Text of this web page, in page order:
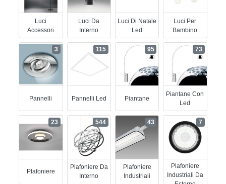
Luci
Accessori
Luci Da
Interno
Luci Di Natale
Led
Luci Per
Bambino
Pannelli
3
Pannelli Led
115
Piantane
95
Piantane Con
Led
73
Plafoniere
23
Plafoniere Da
Interno
544
Plafoniere
Industriali
43
Plafoniere
Industriali Da
7